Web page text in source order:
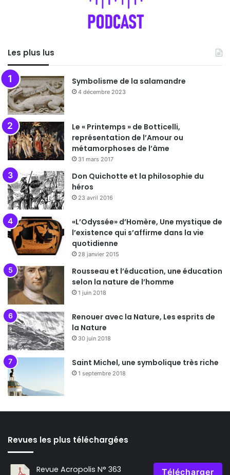
Les plus lus
Symbolisme de la salamandre
4 décembre 2023
Le « Printemps » de Botticelli,
représentation de l’Amour ou
métamorphoses de l’âme
31 mars 2017
Don Quichotte et la philosophie du
héros
23 avril 2016
«L’Odyssée» d’Homère, Une mystique de
l’existence qui s’affirme dans la vie
quotidienne
28 janvier 2015
Rousseau et l’éducation, une éducation
selon la nature de l’homme
1 juin 2018
Renouer avec la Nature, Les esprits de
la Nature
30 juin 2018
Saint Michel, une symbolique très riche
1 septembre 2018
Revues les plus téléchargées
Revue Acropolis N° 363 Télécharger